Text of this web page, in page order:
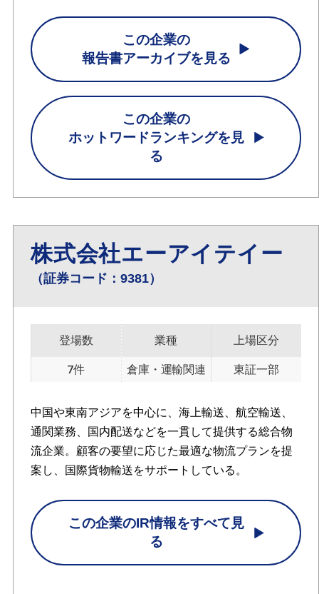
この企業の
報告書アーカイブを見る
この企業の
ホットワードランキングを見
る
株式会社エーアイテイー
（証券コード：9381）
登場数
7件
業種
倉庫・運輸関連
上場区分
東証一部
中国や東南アジアを中心に、海上輸送、航空輸送、
通関業務、国内配送などを一貫して提供する総合物
流企業。顧客の要望に応じた最適な物流プランを提
案し、国際貨物輸送をサポートしている。
この企業のIR情報をすべて見
る